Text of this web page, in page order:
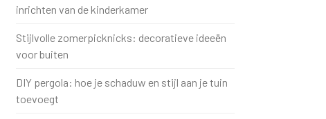
inrichten van de kinderkamer
Stijlvolle zomerpicknicks: decoratieve ideeën
voor buiten
DIY pergola: hoe je schaduw en stijl aan je tuin
toevoegt